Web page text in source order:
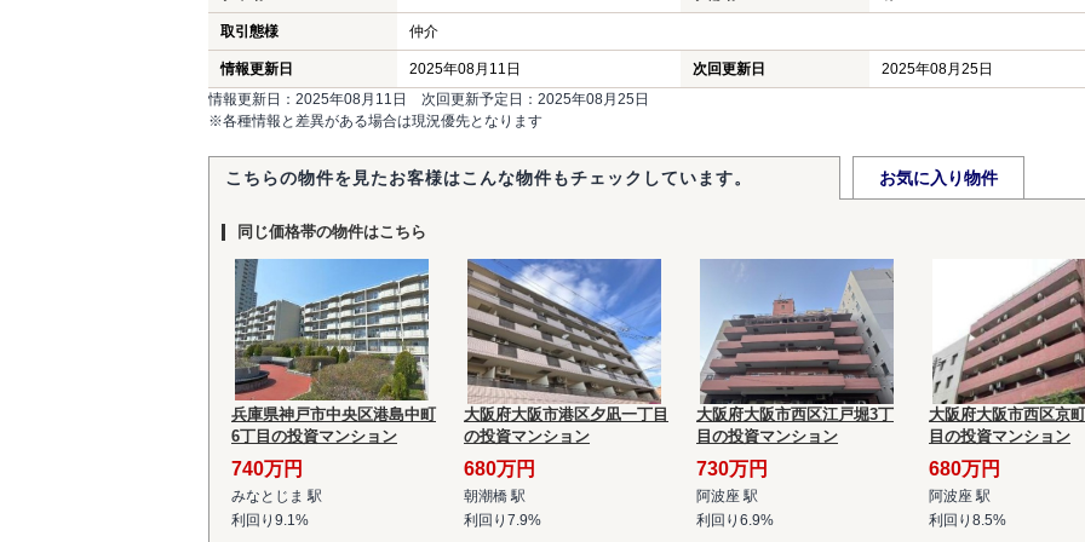
取引態様 仲介
情報更新日 2025年08月11日 次回更新日
2025年08月25日
情報更新日：2025年08月11日 次回更新予定日：2025年08月25日
※各種情報と差異がある場合は現況優先となります
こちらの物件を見たお客様はこんな物件もチェックしています。 お気に入り物件
同じ価格帯の物件はこちら
兵庫県神戸市中央区港島中町
6丁目の投資マンション
740万円
みなとじま 駅
利回り9.1%
大阪府大阪市港区夕凪一丁目
の投資マンション
680万円
朝潮橋 駅
利回り7.9%
大阪府大阪市西区江戸堀3丁
目の投資マンション
730万円
阿波座 駅
利回り6.9%
大阪府大阪市西区京
目の投資マンション
680万円
阿波座 駅
利回り8.5%